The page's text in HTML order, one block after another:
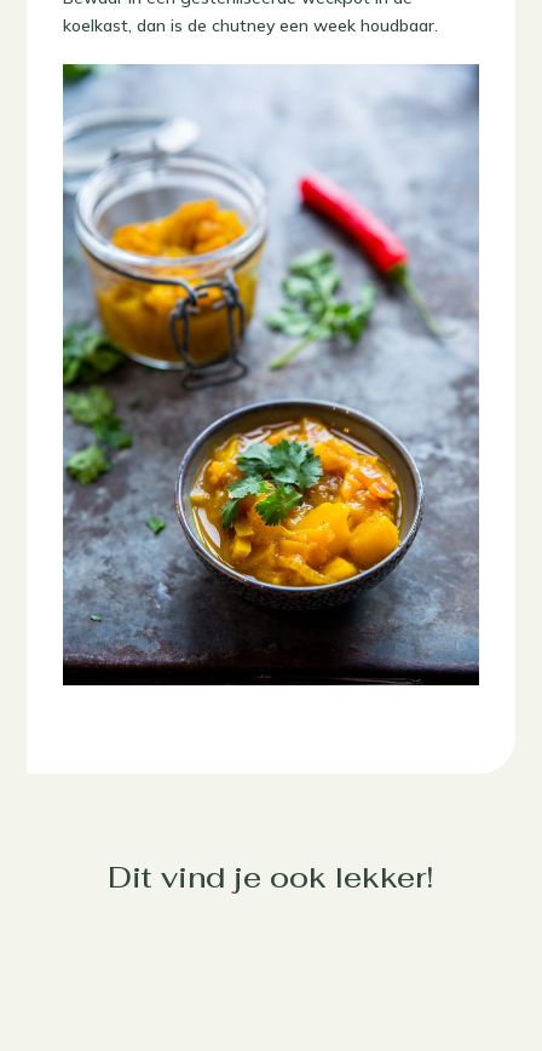
koelkast, dan is de chutney een week houdbaar.
Dit vind je ook lekker!